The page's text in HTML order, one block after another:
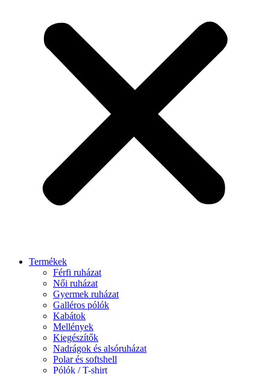
Termékek
Férfi ruházat
Női ruházat
Gyermek ruházat
Galléros pólók
Kabátok
Mellények
Kiegészítők
Nadrágok és alsóruházat
Polar és softshell
Pólók / T-shirt